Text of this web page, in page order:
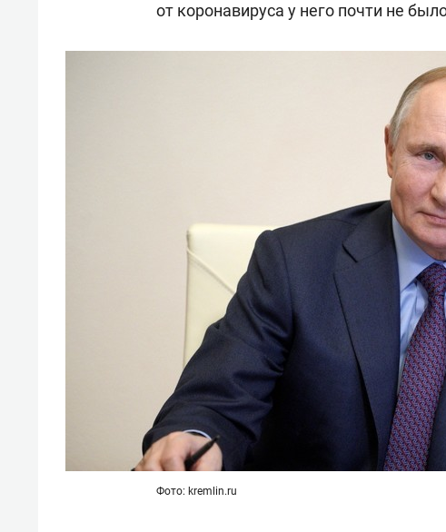
от коронавируса у него почти не
Фото: kremlin.ru
Рекомендуем Рекомендуем
когда
свою
стрессом»